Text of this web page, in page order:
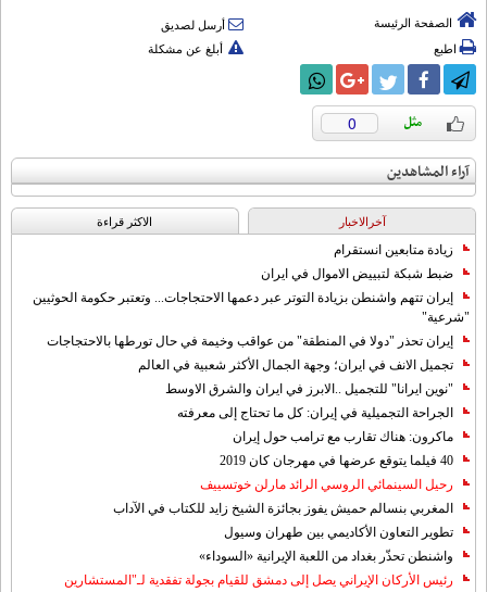
الصفحة الرئيسة
أرسل لصديق
اطبع
أبلغ عن مشكلة
0
آراء المشاهدين
آخرالاخبار الاکثر قراءة
زيادة متابعين انستقرام
ضبط شبكة لتبييض الاموال في ايران
إيران تتهم واشنطن بزيادة التوتر عبر دعمها الاحتجاجات... وتعتبر حكومة الحوثيين
"شرعية"
إيران تحذر "دولا في المنطقة" من عواقب وخيمة في حال تورطها بالاحتجاجات
تجميل الانف في ايران؛ وجهة الجمال الأكثر شعبية في العالم
"نوين ايرانا" للتجميل ..الابرز في ايران والشرق الاوسط
الجراحة التجميلية في إيران: كل ما تحتاج إلى معرفته
ماكرون: هناك تقارب مع ترامب حول إيران
40 فيلما يتوقع عرضها في مهرجان كان 2019
رحيل السينمائي الروسي الرائد مارلن خوتسييف
المغربي بنسالم حميش يفوز بجائزة الشيخ زايد للكتاب في الآداب
تطوير التعاون الأكاديمي بين طهران وسيول
واشنطن تحذّر بغداد من اللعبة الإيرانية «السوداء»
رئيس الأركان الإيراني يصل إلى دمشق للقيام بجولة تفقدية لـ"المستشارين